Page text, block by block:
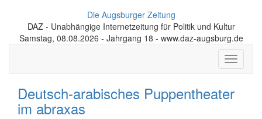
Die Augsburger Zeitung
DAZ - Unabhängige Internetzeitung für Politik und Kultur
Samstag, 08.08.2026 - Jahrgang 18 - www.daz-augsburg.de
Toggle
Deutsch-arabisches Puppentheater
im abraxas